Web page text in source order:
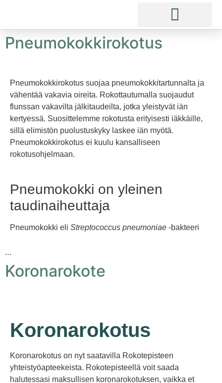
Pneumokokkirokotus
Pneumokokkirokotus suojaa pneumokokkitartunnalta ja
vähentää vakavia oireita. Rokottautumalla suojaudut
flunssan vakavilta jälkitaudeilta, jotka yleistyvät iän
kertyessä. Suosittelemme rokotusta erityisesti iäkkäille,
sillä elimistön puolustuskyky laskee iän myötä.
Pneumokokkirokotus ei kuulu kansalliseen
rokotusohjelmaan.
Pneumokokki on yleinen
taudinaiheuttaja
Pneumokokki eli Streptococcus pneumoniae -bakteeri
…
Koronarokote
Koronarokotus
Koronarokotus on nyt saatavilla Rokotepisteen
yhteistyöapteekeista. Rokotepisteellä voit saada
halutessasi maksullisen koronarokotuksen, vaikka et